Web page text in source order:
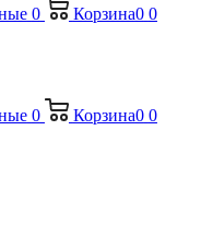
0 Корзина0 0
0 Корзина0 0